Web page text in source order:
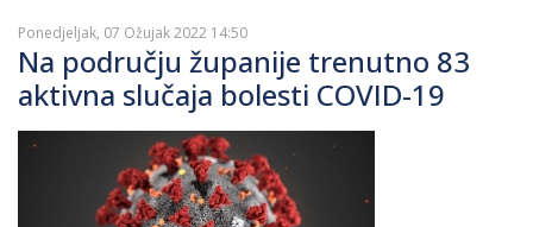
Ponedjeljak, 07 Ožujak 2022 14:50
Na području županije trenutno 83
aktivna slučaja bolesti COVID-19